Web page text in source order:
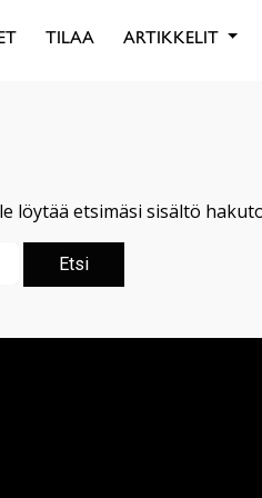
TILAA ARTIKKELIT
löytää etsimäsi sisältö